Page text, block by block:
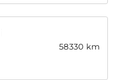
58330 km